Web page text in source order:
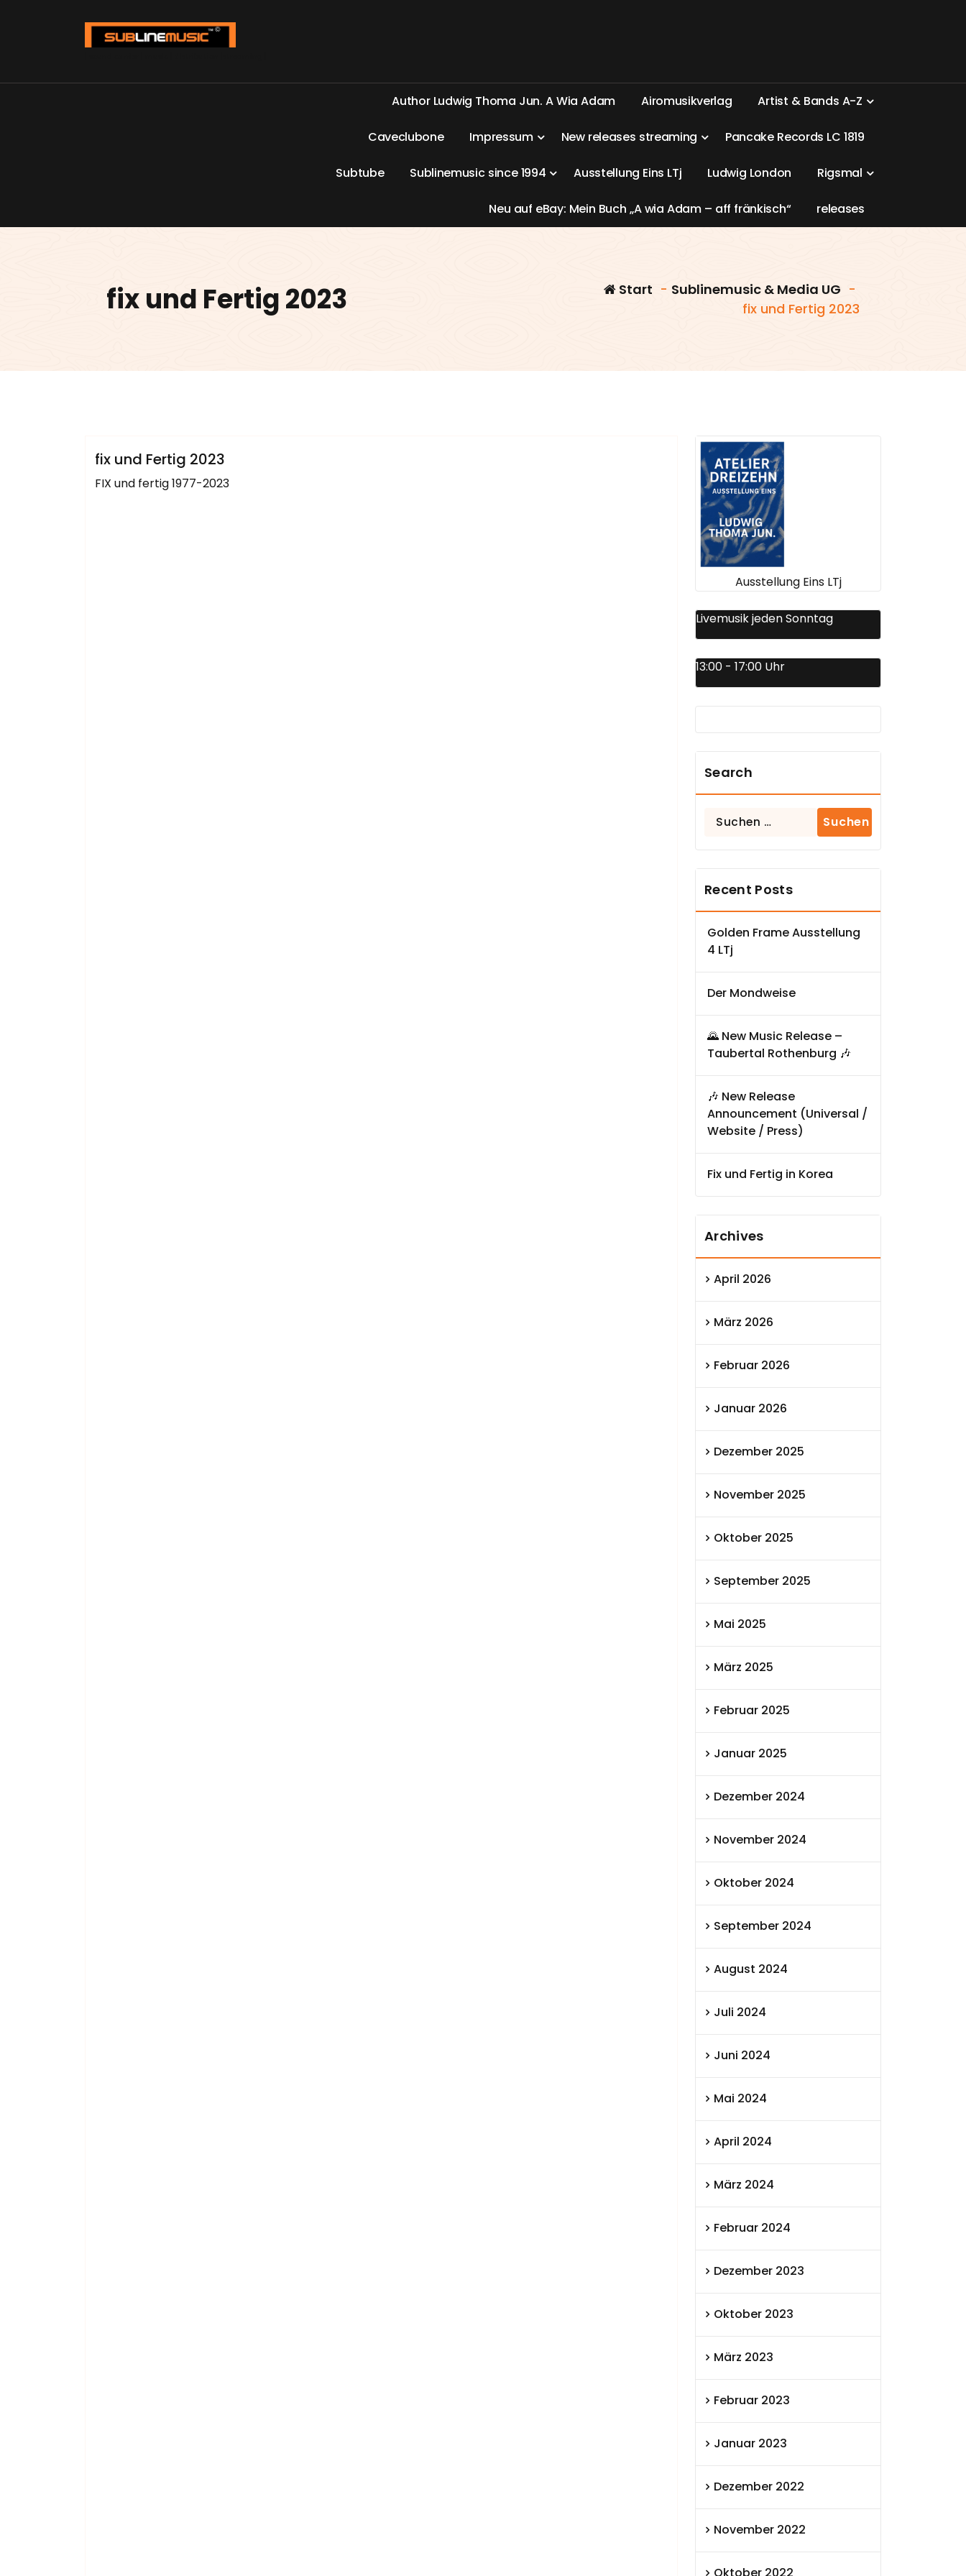
Author Ludwig Thoma Jun. AWia Adam Airomusikverlag Artist & Bands A-Z
Caveclubone Impressum New releases streaming Pancake Records LC 1819
Subtube Sublinemusic since1994 Ausstellung Eins LTj Ludwig London Rigsmal
Neu auf eBay: Mein Buch „Awia Adam – aff fränkisch“ releases
fix und Fertig 2023 Start - Sublinemusic & Media UG -
fix und Fertig 2023
Sublinemusic & Media UG
fix und Fertig 2023
FIX und fertig 1977-2023
Ausstellung Eins LTj
Livemusik jeden Sonntag
13:00 - 17:00 Uhr
Search
Suchen
Recent Posts
Golden Frame Ausstellung
4 LTj
Der Mondweise
🌄 New Music Release –
Taubertal Rothenburg 🎶
🎶 New Release
Announcement (Universal /
Website / Press)
Fix und Fertig in Korea
Archives
April 2026
März 2026
Februar 2026
Januar 2026
Dezember 2025
November 2025
Oktober 2025
September 2025
Mai 2025
März 2025
Februar 2025
Januar 2025
Dezember 2024
November 2024
Oktober 2024
September 2024
August 2024
Juli 2024
Juni 2024
Mai 2024
April 2024
März 2024
Februar 2024
Dezember 2023
Oktober 2023
März 2023
Februar 2023
Januar 2023
Dezember 2022
November 2022